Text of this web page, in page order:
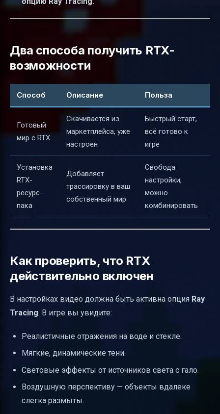
Два способа получить RTX-
возможности
Способ Описание Польза
Готовый
мир с RTX
Скачивается из
маркетплейса, уже
настроен
Быстрый старт,
всё готово к
игре
Установка
RTX-
ресурс-
пака
Добавляет
трассировку в ваш
собственный мир
Свобода
настройки,
можно
комбинировать
Как проверить, что RTX
действительно включен
В настройках видео должна быть активна опция Ray
Tracing. В игре вы увидите:
Реалистичные отражения на воде и стекле.
Мягкие, динамические тени.
Световые эффекты от источников света с гало.
Воздушную перспективу — объекты вдалеке
слегка размыты.